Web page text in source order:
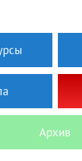
Архив